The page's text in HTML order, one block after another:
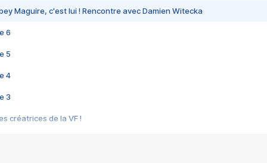
Maguire, c'est lui ! Rencontre avec Damien Witecka
6
5
4
3
créatrices de la VF !